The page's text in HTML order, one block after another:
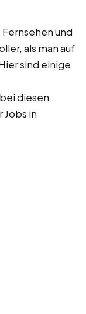
und
als man auf
sind einige
diesen
Jobs in